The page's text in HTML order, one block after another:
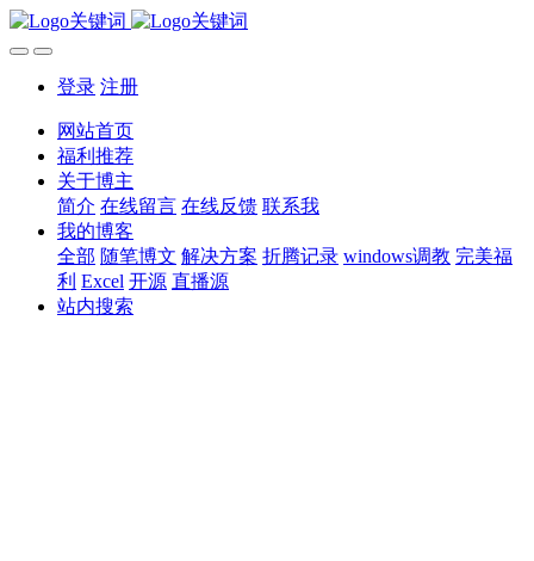
登录 注册
网站首页
福利推荐
关于博主
简介 在线留言 在线反馈 联系我
我的博客
全部 随笔博文 解决方案 折腾记录 windows调教 完美福
利 Excel 开源 直播源
站内搜索